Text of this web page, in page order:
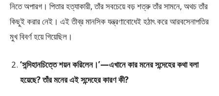
নিতে অপারগ। পিতার হত্যাকারী, তাঁর সবচেয়ে বড় শত্রু তাঁর সামনে, অথচ তাঁর
কিছুই করার নেই। এই তীব্র মানসিক যন্ত্রণাবােধেই হঠাৎ করে আরবসেনাপতির
মুখ বিবর্ণ হয়ে গিয়েছিল।
‘সন্দিহানচিত্তে শয়ন করিলেন।’—এখানে কার মনের সন্দেহের কথা বলা
হয়েছে? তাঁর মনের এই সন্দেহের কারণ কী?